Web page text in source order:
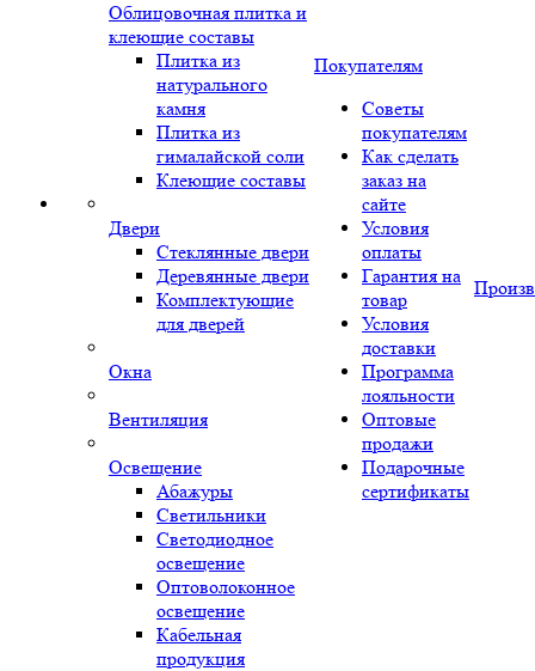
Облицовочная плитка и
клеющие составы
Плитка из
натурального
камня
Плитка из
гималайской соли
Клеющие составы
Двери
Стеклянные двери
Деревянные двери
Комплектующие
для дверей
Окна
Вентиляция
Освещение
Абажуры
Светильники
Светодиодное
освещение
Оптоволоконное
освещение
Кабельная
продукция
Покупателям
Советы
покупателям
Как сделать
заказ на
сайте
Условия
оплаты
Гарантия на
товар
Условия
доставки
Программа
лояльности
Оптовые
продажи
Подарочные
сертификаты